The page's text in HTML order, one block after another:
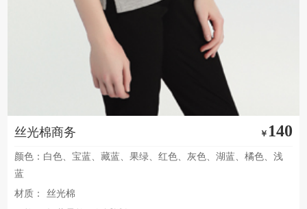
丝光棉商务 ￥ 140
颜色：白色、宝蓝、藏蓝、果绿、红色、灰色、湖蓝、橘色、浅
蓝
材质：
丝光棉